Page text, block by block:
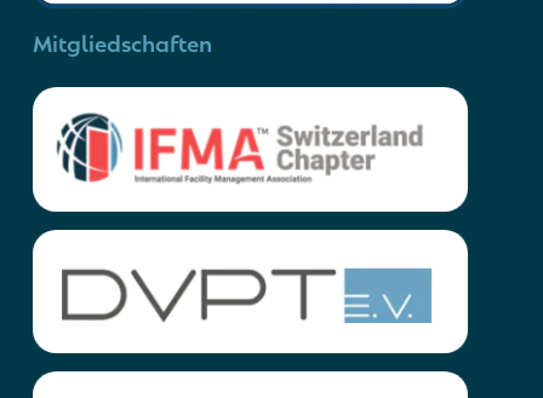
Mitgliedschaften